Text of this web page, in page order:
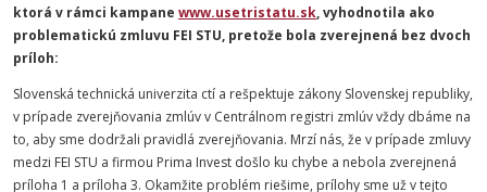
ktorá v rámci kampane www.usetristatu.sk, vyhodnotila ako
problematickú zmluvu FEI STU, pretože bola zverejnená bez dvoch
príloh:
Slovenská technická univerzita ctí a rešpektuje zákony Slovenskej republiky,
v prípade zverejňovania zmlúv v Centrálnom registri zmlúv vždy dbáme na
to, aby sme dodržali pravidlá zverejňovania. Mrzí nás, že v prípade zmluvy
medzi FEI STU a firmou Prima Invest došlo ku chybe a nebola zverejnená
príloha 1 a príloha 3. Okamžite problém riešime, prílohy sme už v tejto